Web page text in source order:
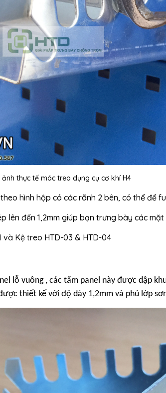
ảnh thực tế móc treo dụng cụ cơ khí H4
hình hộp có các rãnh 2 bên, có thể để
lên đến 1,2mm giúp bạn trưng bày các
Kệ treo HTD-03 & HTD-04
lỗ vuông , các tấm panel này được dập
thiết kế với độ dày 1,2mm và phủ lớp